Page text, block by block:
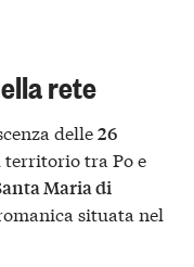
rete
delle26
territorio tra Po e
Maria di
situata nel